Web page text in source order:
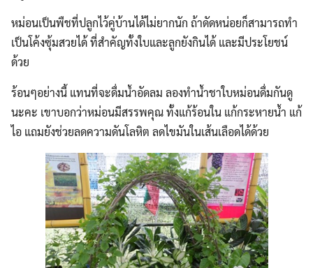
หม่อนเป็นพืชที่ปลูกไว้คู่บ้านได้ไม่ยากนัก ถ้าดัดหน่อยก็สามารถทำ
เป็นโค้งซุ้มสวยได้ ที่สำคัญทั้งใบและลูกยังกินได้ และมีประโยชน์
ด้วย
ร้อนๆอย่างนี้ แทนที่จะดื่มน้ำอัดลม ลองทำน้ำชาใบหม่อนดื่มกันดู
นะคะ เขาบอกว่าหม่อนมีสรรพคุณ ทั้งแก้ร้อนใน แก้กระหายน้ำ แก้
ไอ แถมยังช่วยลดความดันโลหิต ลดไขมันในเส้นเลือดได้ด้วย